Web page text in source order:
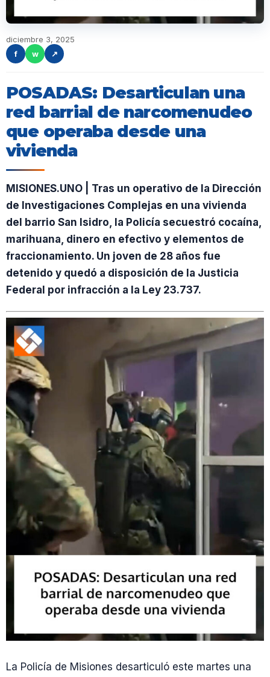
diciembre 3, 2025
f
w ↗
POSADAS: Desarticulan una
red barrial de narcomenudeo
que operaba desde una
vivienda
MISIONES.UNO | Tras un operativo de la Dirección
de Investigaciones Complejas en una vivienda
del barrio San Isidro, la Policía secuestró cocaína,
marihuana, dinero en efectivo y elementos de
fraccionamiento. Un joven de 28 años fue
detenido y quedó a disposición de la Justicia
Federal por infracción a la Ley 23.737.
La Policía de Misiones desarticuló este martes una